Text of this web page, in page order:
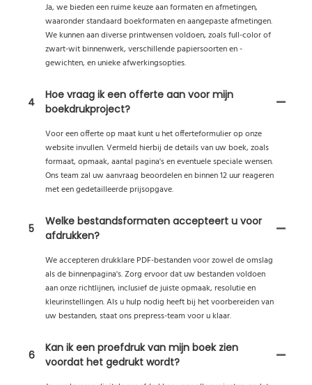
Ja, we bieden een ruime keuze aan formaten en afmetingen,
waaronder standaard boekformaten en aangepaste afmetingen.
We kunnen aan diverse printwensen voldoen, zoals full-color of
zwart-wit binnenwerk, verschillende papiersoorten en -
gewichten, en unieke afwerkingsopties.
4
Hoe vraag ik een offerte aan voor mijn
boekdrukproject?
Voor een offerte op maat kunt u het offerteformulier op onze
website invullen. Vermeld hierbij de details van uw boek, zoals
formaat, opmaak, aantal pagina's en eventuele speciale wensen.
Ons team zal uw aanvraag beoordelen en binnen 12 uur reageren
met een gedetailleerde prijsopgave.
5
Welke bestandsformaten accepteert u voor
afdrukken?
We accepteren drukklare PDF-bestanden voor zowel de omslag
als de binnenpagina's. Zorg ervoor dat uw bestanden voldoen
aan onze richtlijnen, inclusief de juiste opmaak, resolutie en
kleurinstellingen. Als u hulp nodig heeft bij het voorbereiden van
uw bestanden, staat ons prepress-team voor u klaar.
6
Kan ik een proefdruk van mijn boek zien
voordat het gedrukt wordt?